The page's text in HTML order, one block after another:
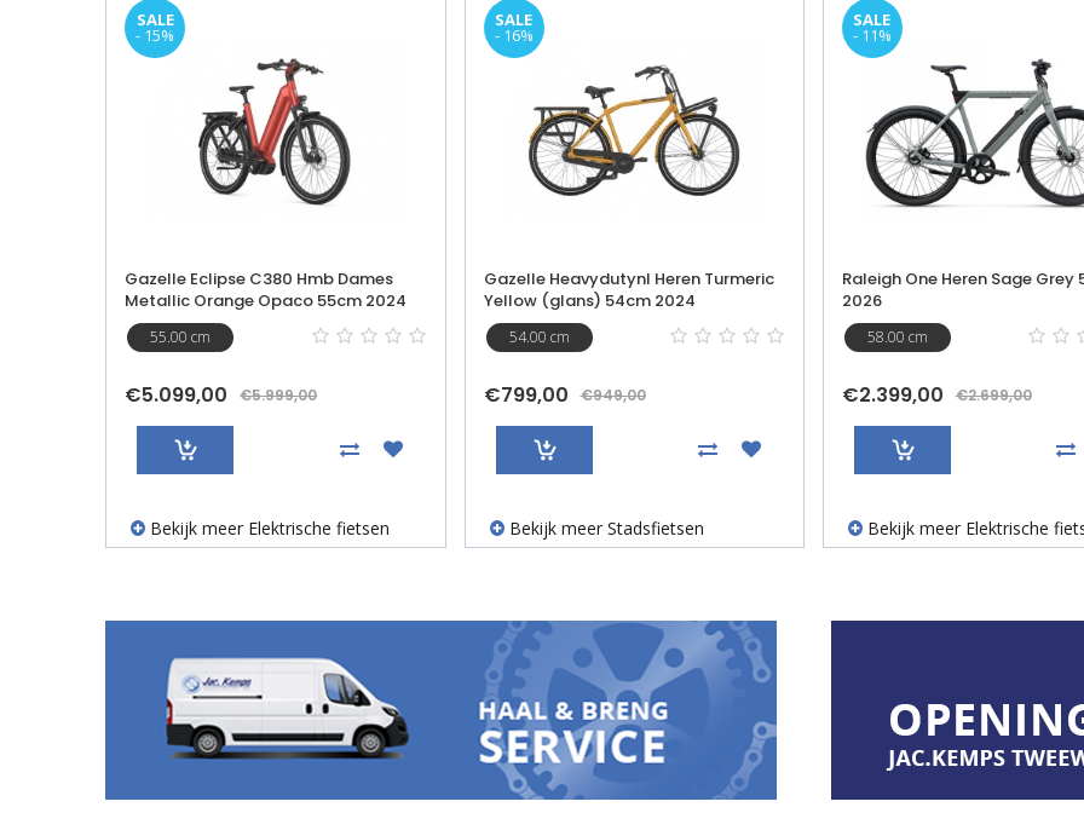
- 16%
Gazelle Heavydutynl Heren Turmeric
Yellow (glans) 54cm 2024
€799,00 €949,00
54.00 cm
Bekijk meer Stadsfietsen
- 11%
Raleigh One Heren Sage Grey 58cm
2026
€2.399,00 €2.699,00
58.00 cm
Bekijk meer Elektrische fietsen
- 14%
Cortina E-common Family
2025
€2.999,00 €3.499,00
50.00 cm
Bekijk meer Elektrische